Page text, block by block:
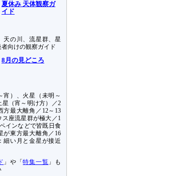
夏休み 天体観察ガ
イド
天の川、流星群、星
向けの観察ガイド
8月の見どころ
宵）、火星（未明～
星（宵～明け方）／2
方最大離角／12～13
ス座流星群が極大／1
インなどで皆既日食
が東方最大離角／16
細い月と金星が接近
」や「特集一覧 」も